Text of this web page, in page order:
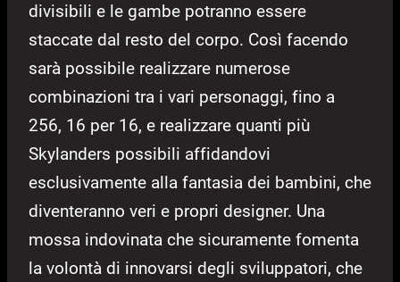
divisibili e le gambe potranno essere
staccate dal resto del corpo. Così facendo
sarà possibile realizzare numerose
combinazioni tra i vari personaggi, fino a
256, 16 per 16, e realizzare quanti più
Skylanders possibili affidandovi
esclusivamente alla fantasia dei bambini, che
diventeranno veri e propri designer. Una
mossa indovinata che sicuramente fomenta
la volontà di innovarsi degli sviluppatori, che